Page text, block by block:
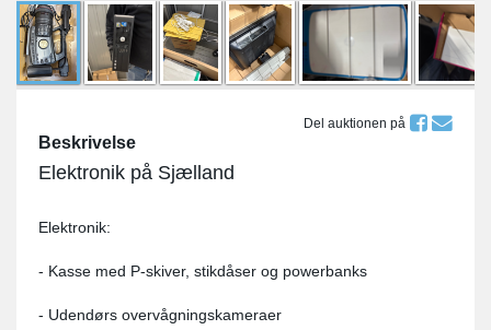
Del auktionen på
Beskrivelse
Elektronik på Sjælland
Elektronik:
- Kasse med P-skiver, stikdåser og powerbanks
- Udendørs overvågningskameraer